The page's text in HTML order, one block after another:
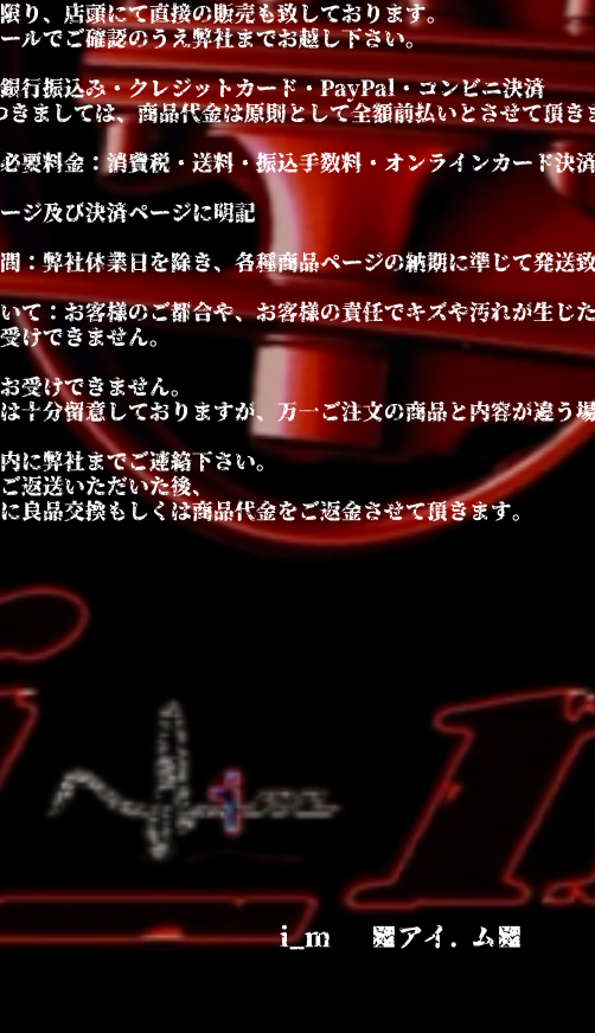
り、店頭にて直接の販売も致しております。
ルでご確認のうえ弊社までお越し下さい。
行振込み・クレジットカード・PayPal・コンビニ決済
ましては、商品代金は原則として全額前払いとさせて頂き
要料金：消費税・送料・振込手数料・オンラインカード決
ジ及び決済ページに明記
：弊社休業日を除き、各種商品ページの納期に準じて発送
て：お客様のご都合や、お客様の責任でキズや汚れが生じた
できません。
受けできません。
十分留意しておりますが、万一ご注文の商品と内容が違
に弊社までご連絡下さい。
返送いただいた後、
良品交換もしくは商品代金をご返金させて頂きます。
i_m ■アイ. ム■